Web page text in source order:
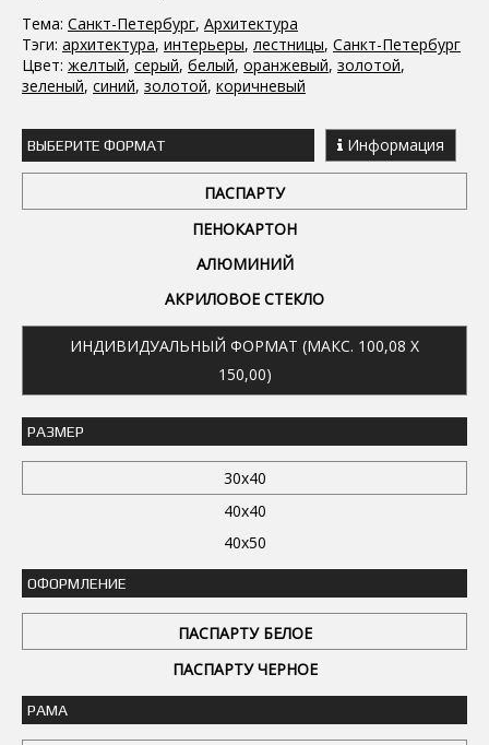
Тема: Санкт-Петербург, Архитектура
Тэги: архитектура, интерьеры, лестницы, Санкт-Петербург
Цвет: желтый, серый, белый, оранжевый, золотой,
зеленый, синий, золотой, коричневый
ВЫБЕРИТЕ ФОРМАТ Информация
ПАСПАРТУ
ПЕНОКАРТОН
АЛЮМИНИЙ
АКРИЛОВОЕ СТЕКЛО
ИНДИВИДУАЛЬНЫЙ ФОРМАТ (МАКС. 100,08 X
150,00)
РАЗМЕР
30x40
40x40
40x50
ОФОРМЛЕНИЕ
ПАСПАРТУ БЕЛОЕ
ПАСПАРТУ ЧЕРНОЕ
РАМА